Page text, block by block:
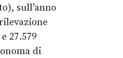
sull’anno
27.579
di